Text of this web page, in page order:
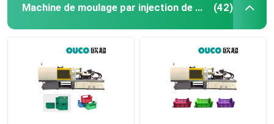
Machine de moulage par injection de seau (42)